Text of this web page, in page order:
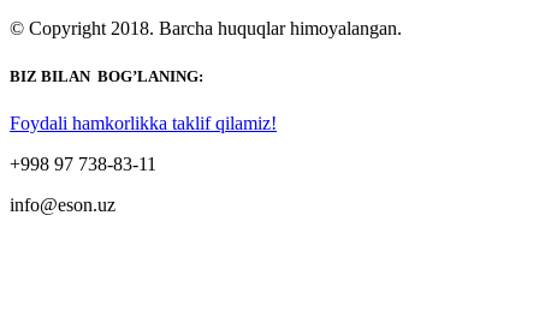
© Copyright 2018. Barcha huquqlar himoyalangan.
BIZ BILAN BOG’LANING:
Foydali hamkorlikka taklif qilamiz!
+998 97 738-83-11
info@eson.uz